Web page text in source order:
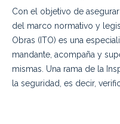
Con el objetivo de
del marco normativo y
Obras (ITO) es una
mandante, acompaña y
mismas. Una rama de la
la seguridad, es decir,